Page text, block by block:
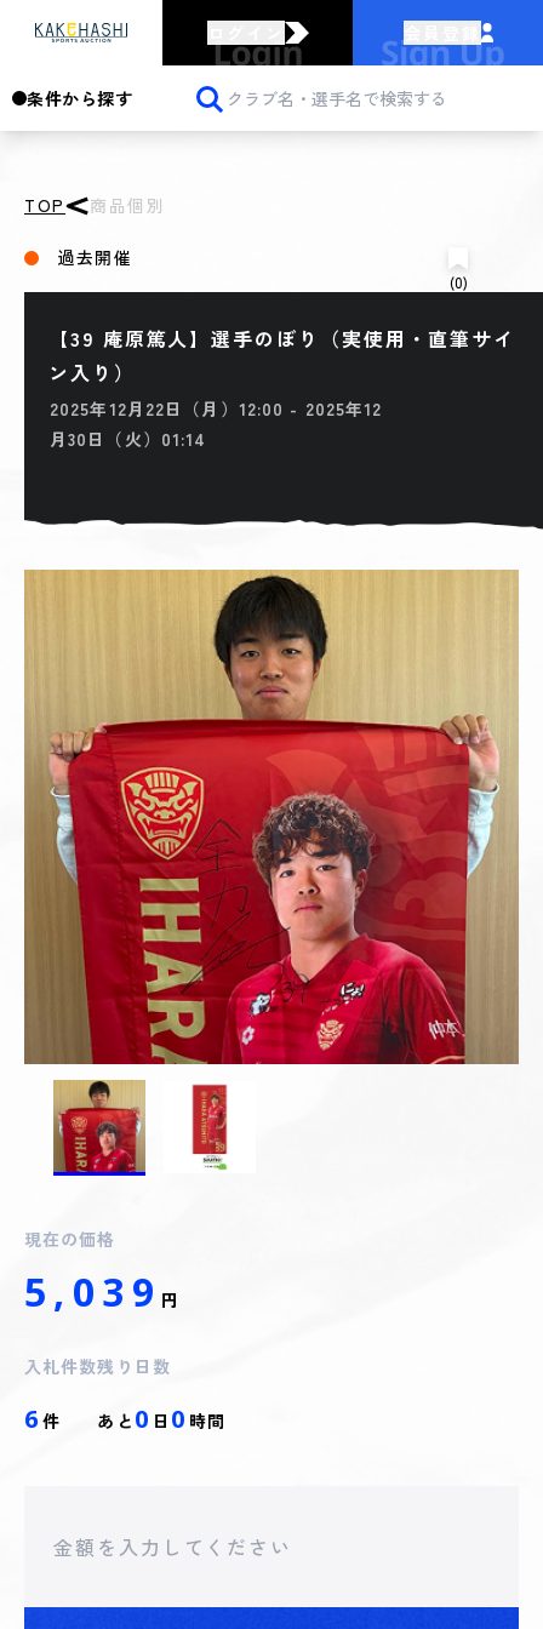
条件から探す
TOP 商品個別
過去開催
(0)
【39 庵原篤人】選手のぼり（実使用・直筆サイ
ン入り）
2025年12月22日（月）12:00 - 2025年12
月30日（火）01:14
現在の価格
5,039 円
入札件数
6 件
残り日数
あと 0 日 0 時間